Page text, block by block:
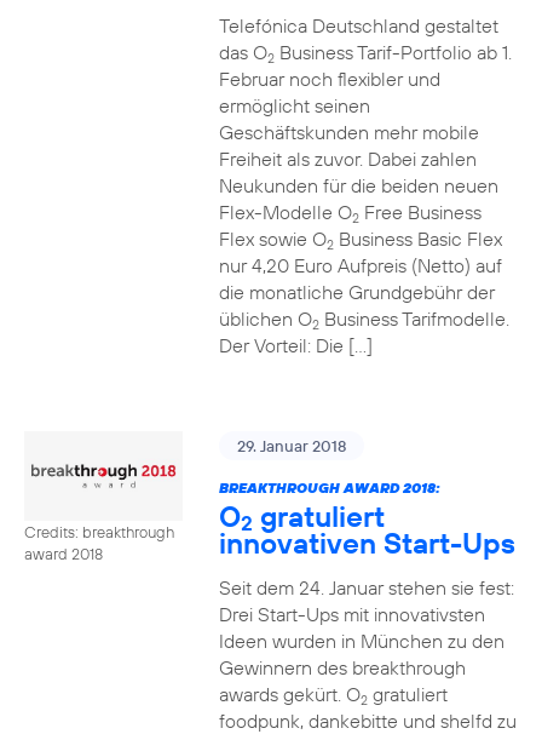
Telefónica Deutschland gestaltet
das O2Business Tarif-Portfolio ab 1.
Februar noch flexibler und
ermöglicht seinen
Geschäftskunden mehr mobile
Freiheit als zuvor. Dabei zahlen
Neukunden für die beiden neuen
Flex-Modelle O2Free Business
Flex sowie O2Business Basic Flex
nur 4,20 Euro Aufpreis (Netto) auf
die monatliche Grundgebühr der
üblichen O2Business Tarifmodelle.
Der Vorteil: Die […]
Credits: breakthrough
award 2018
29. Januar 2018
BREAKTHROUGH AWARD 2018:
O2 gratuliert
innovativen Start-Ups
Seit dem 24. Januar stehen sie fest:
Drei Start-Ups mit innovativsten
Ideen wurden in München zu den
Gewinnern des breakthrough
awards gekürt. O2gratuliert
foodpunk, dankebitte und shelfd zu